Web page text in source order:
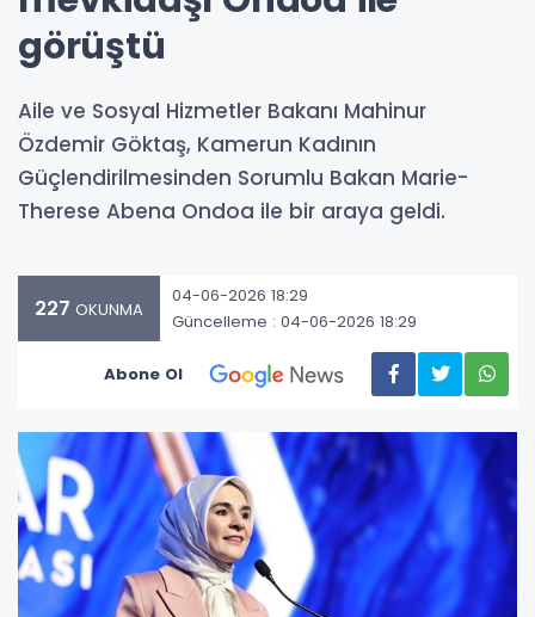
görüştü
Aile ve Sosyal Hizmetler Bakanı Mahinur
Özdemir Göktaş, Kamerun Kadının
Güçlendirilmesinden Sorumlu Bakan Marie-
Therese Abena Ondoa ile bir araya geldi.
227 OKUNMA
04-06-2026 18:29
Güncelleme : 04-06-2026 18:29
Abone Ol